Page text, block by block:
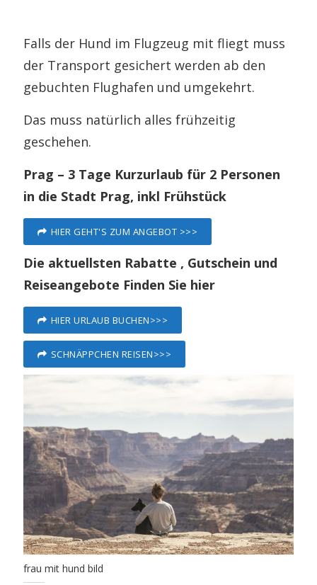
Falls der Hund im Flugzeug mit fliegt muss
der Transport gesichert werden ab den
gebuchten Flughafen und umgekehrt.
Das muss natürlich alles frühzeitig
geschehen.
Prag – 3 Tage Kurzurlaub für 2 Personen
in die Stadt Prag, inkl Frühstück
HIER GEHT'S ZUM ANGEBOT >>>
Die aktuellsten Rabatte , Gutschein und
Reiseangebote Finden Sie hier
HIER URLAUB BUCHEN>>>
SCHNÄPPCHEN REISEN>>>
frau mit hund bild